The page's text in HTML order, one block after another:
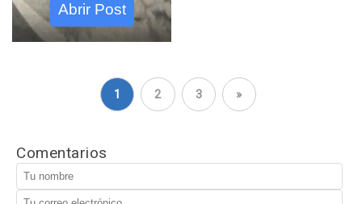
Abrir Post
1 2 3 »
Comentarios